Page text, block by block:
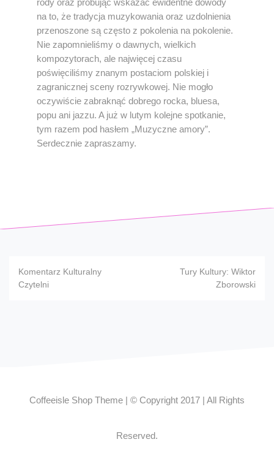
na to, że tradycja muzykowania oraz uzdolnienia
przenoszone są często z pokolenia na pokolenie.
Nie zapomnieliśmy o dawnych, wielkich
kompozytorach, ale najwięcej czasu
poświęciliśmy znanym postaciom polskiej i
zagranicznej sceny rozrywkowej. Nie mogło
oczywiście zabraknąć dobrego rocka, bluesa,
popu ani jazzu. A już w lutym kolejne spotkanie,
tym razem pod hasłem „Muzyczne amory”.
Serdecznie zapraszamy.
Nawigacja
wpisu
Komentarz Kulturalny
Czytelni
Tury Kultury: Wiktor
Zborowski
Coffeeisle Shop Theme | © Copyright 2017 | All Rights
Reserved.